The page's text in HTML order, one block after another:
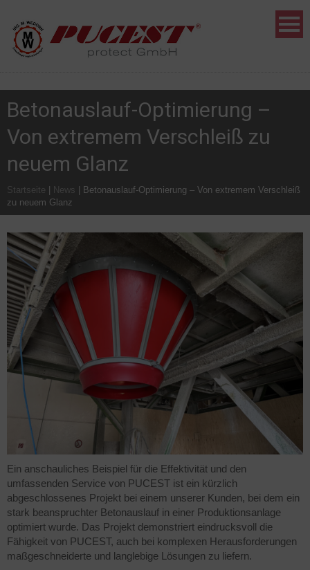
Betonauslauf-Optimierung –
Von extremem Verschleiß zu
neuem Glanz
Startseite | News | Betonauslauf-Optimierung – Von extremem Verschleiß
zu neuem Glanz
Ein anschauliches Beispiel für die Effektivität und den
umfassenden Service von PUCEST ist ein kürzlich
abgeschlossenes Projekt bei einem unserer Kunden, bei dem ein
stark beanspruchter Betonauslauf in einer Produktionsanlage
optimiert wurde. Das Projekt demonstriert eindrucksvoll die
Fähigkeit von PUCEST, auch bei komplexen Herausforderungen
maßgeschneiderte und langlebige Lösungen zu liefern.